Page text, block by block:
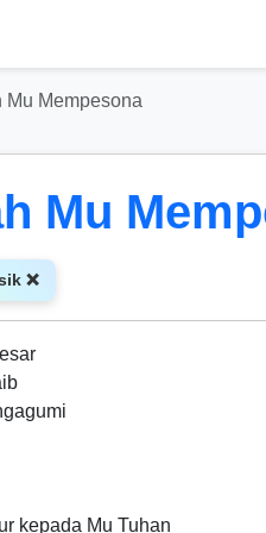
Mu Mempesona
Mu
❌
kepada Mu Tuhan